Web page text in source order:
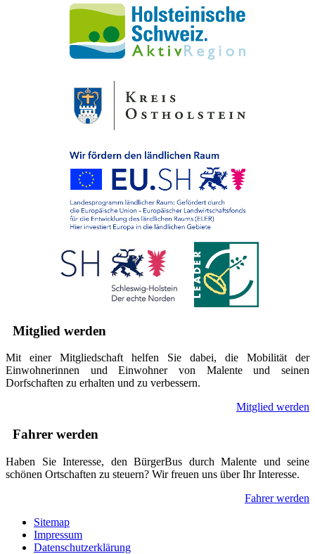
Mitglied werden
Mit einer Mitgliedschaft helfen Sie dabei, die Mobilität der
Einwohnerinnen und Einwohner von Malente und seinen
Dorfschaften zu erhalten und zu verbessern.
Mitglied werden
Fahrer werden
Haben Sie Interesse, den BürgerBus durch Malente und seine
schönen Ortschaften zu steuern? Wir freuen uns über Ihr Interesse.
Fahrer werden
Sitemap
Impressum
Datenschutzerklärung